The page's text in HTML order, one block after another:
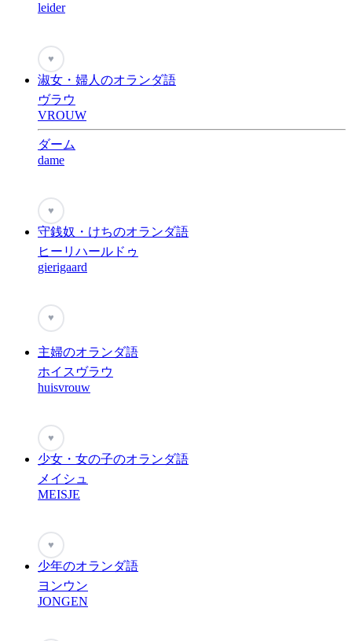
leider
♥
淑女・婦人のオランダ語
ヴラウ
VROUW
ダーム
dame
♥
守銭奴・けちのオランダ語
ヒーリハールドゥ
gierigaard
♥
主婦のオランダ語
ホイスヴラウ
huisvrouw
♥
少女・女の子のオランダ語
メイシュ
MEISJE
♥
少年のオランダ語
ヨンウン
JONGEN